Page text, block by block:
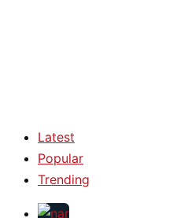
Latest
Popular
Trending